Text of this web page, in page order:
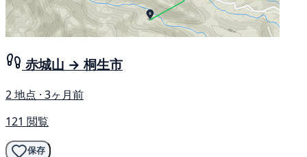
赤城山 → 桐生市
2 地点 · 3ヶ月前
121 閲覧
保存